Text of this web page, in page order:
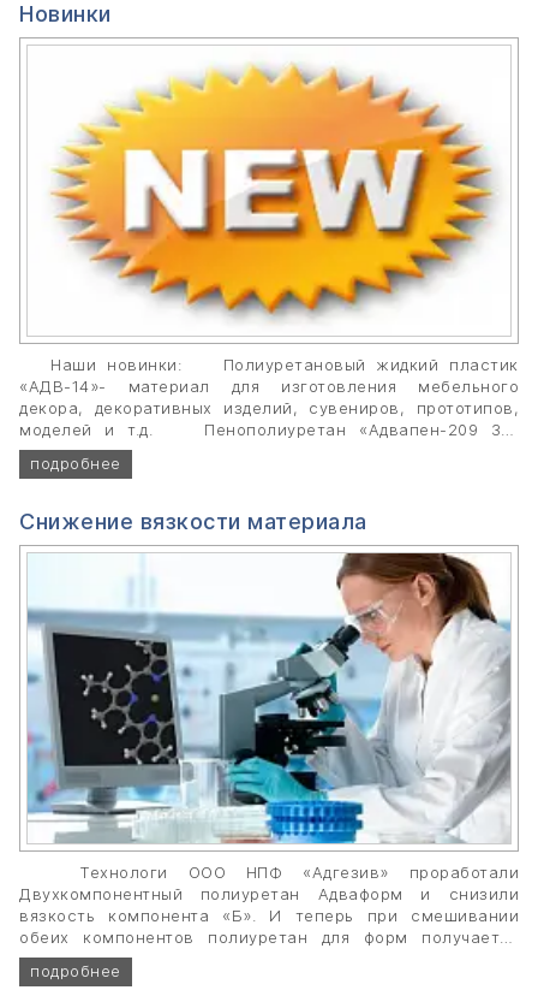
Новинки
Наши новинки:
Полиуретановый жидкий пластик
«АДВ-14»- материал для изготовления мебельного
декора, декоративных изделий, сувениров, прототипов,
моделей и т.д.
Пенополиуретан «Адвапен-209 3»-
пенополиуретановая система для изготовления
фасадного и интерьерного декора, молдингов, плинтусов
подробнее
Снижение вязкости материала
Технологи ООО НПФ «Адгезив» проработали
Двухкомпонентный полиуретан Адваформ и снизили
вязкость компонента «Б». И теперь при смешивании
обеих компонентов полиуретан для форм получается
менее вязкий и работа с ним значительно упрощается.
подробнее